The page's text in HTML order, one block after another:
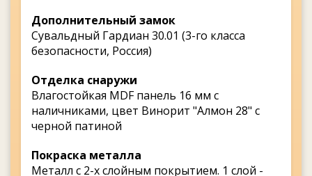
Дополнительный замок
Сувальдный Гардиан 30.01 (3-го класса
безопасности, Россия)
Отделка снаружи
Влагостойкая MDF панель 16 мм с
наличниками, цвет Винорит "Алмон 28" с
черной патиной
Покраска металла
Металл с 2-х слойным покрытием. 1 слой -